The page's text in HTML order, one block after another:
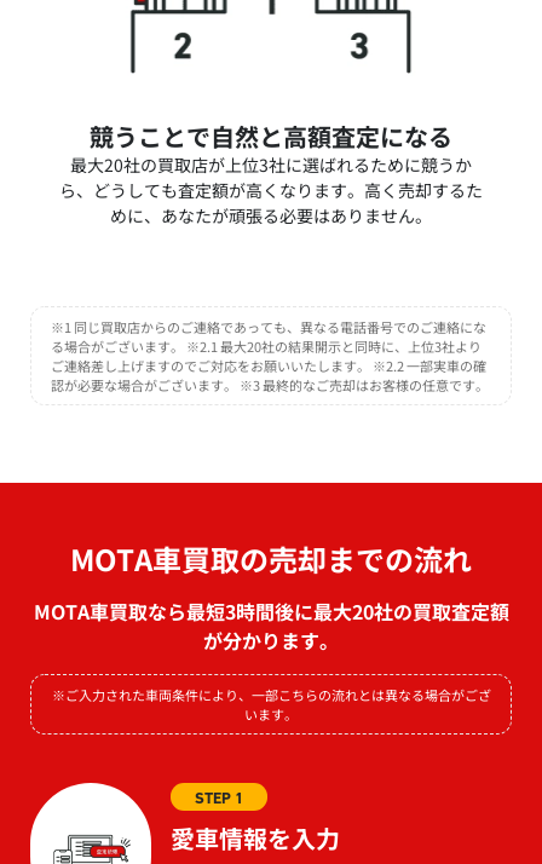
競うことで自然と高額査定になる
最大20社の買取店が上位3社に選ばれるために競うか
ら、どうしても査定額が高くなります。高く売却するた
めに、あなたが頑張る必要はありません。
※1 同じ買取店からのご連絡であっても、異なる電話番号でのご連絡にな
る場合がございます。 ※2.1 最大20社の結果開示と同時に、上位3社より
ご連絡差し上げますのでご対応をお願いいたします。 ※2.2 一部実車の確
認が必要な場合がございます。 ※3 最終的なご売却はお客様の任意です。
MOTA車買取の売却までの流れ
MOTA車買取なら最短3時間後に最大20社の買取査定額
が分かります。
※ご入力された車両条件により、一部こちらの流れとは異なる場合がござ
います。
STEP 1
愛車情報を入力